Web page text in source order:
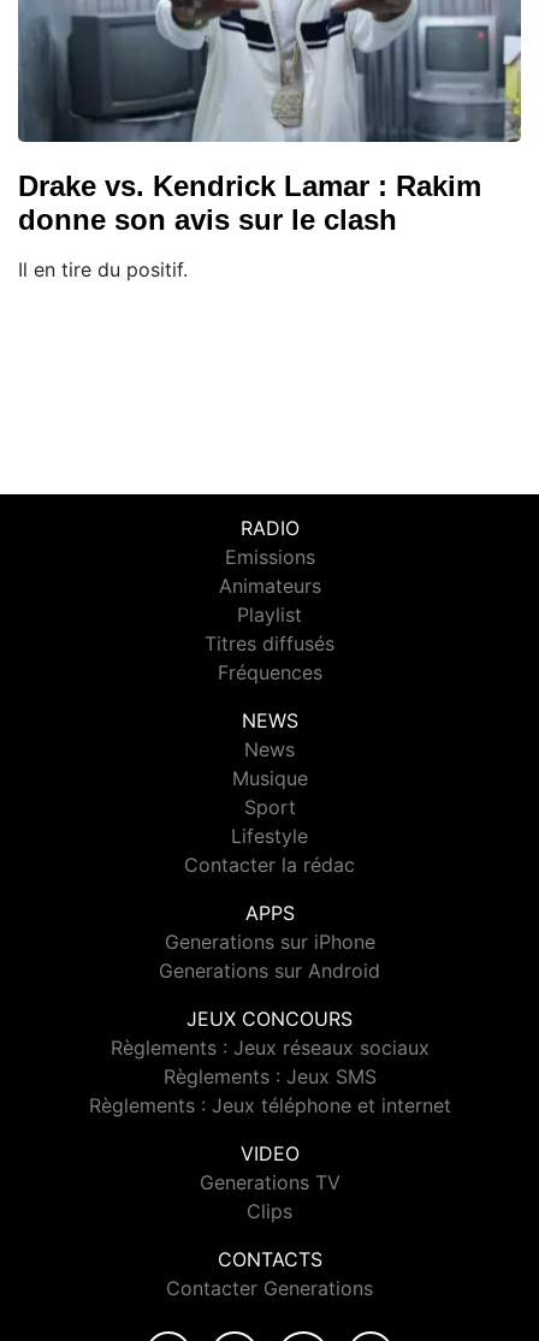
Drake vs. Kendrick Lamar : Rakim
donne son avis sur le clash
Il en tire du positif.
RADIO
Emissions
Animateurs
Playlist
Titres diffusés
Fréquences
NEWS
News
Musique
Sport
Lifestyle
Contacter la rédac
APPS
Generations sur iPhone
Generations sur Android
JEUX CONCOURS
Règlements : Jeux réseaux sociaux
Règlements : Jeux SMS
Règlements : Jeux téléphone et internet
VIDEO
Generations TV
Clips
CONTACTS
Contacter Generations